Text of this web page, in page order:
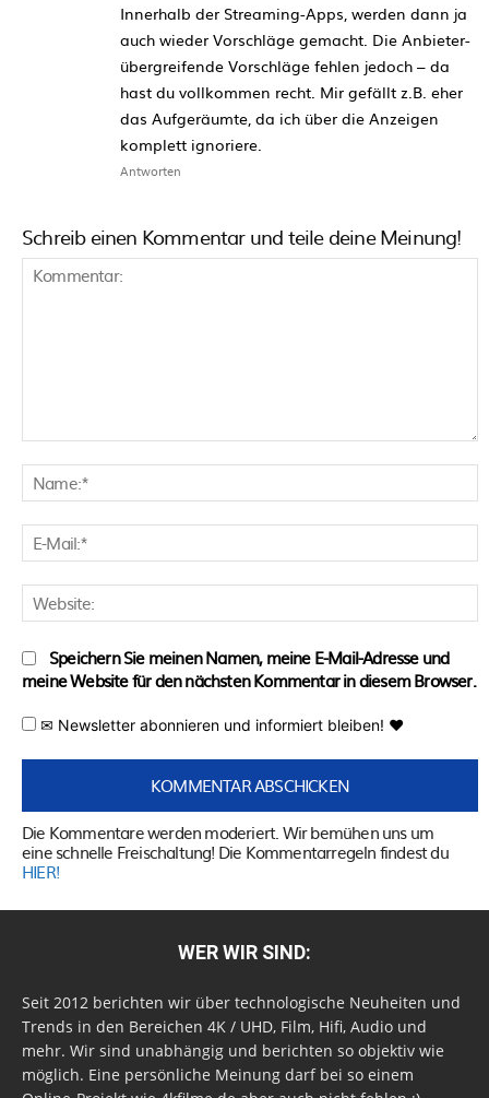
Innerhalb der Streaming-Apps, werden dann ja
auch wieder Vorschläge gemacht. Die Anbieter-
übergreifende Vorschläge fehlen jedoch – da
hast du vollkommen recht. Mir gefällt z.B. eher
das Aufgeräumte, da ich über die Anzeigen
komplett ignoriere.
Antworten
Schreib einen Kommentar und teile deine Meinung!
Speichern Sie meinen Namen, meine E-Mail-Adresse und
meine Website für den nächsten Kommentar in diesem Browser.
✉ Newsletter abonnieren und informiert bleiben! ♥
Die Kommentare werden moderiert. Wir bemühen uns um
eine schnelle Freischaltung! Die Kommentarregeln findest du
HIER!
WER WIR SIND:
Seit 2012 berichten wir über technologische Neuheiten und
Trends in den Bereichen 4K / UHD, Film, Hifi, Audio und
mehr. Wir sind unabhängig und berichten so objektiv wie
möglich. Eine persönliche Meinung darf bei so einem